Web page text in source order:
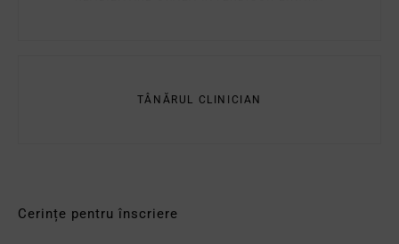
TÂNĂRUL CLINICIAN
Cerințe pentru înscriere